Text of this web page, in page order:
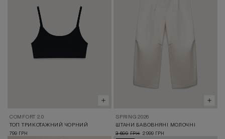
COMFORT 2.0
ТОП ТРИКОТАЖНИЙ ЧОРНИЙ
799 ГРН
SPRING 2026
ШТАНИ БАВОВНЯНІ МОЛОЧНІ
3 699 ГРН 2 999 ГРН